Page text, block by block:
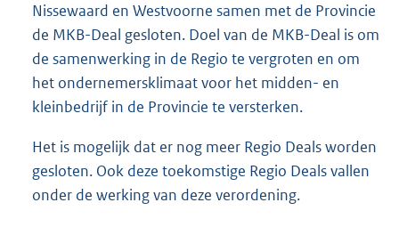
Nissewaard en Westvoorne samen met de Provincie
de MKB-Deal gesloten. Doel van de MKB-Deal is om
de samenwerking in de Regio te vergroten en om
het ondernemersklimaat voor het midden- en
kleinbedrijf in de Provincie te versterken.
Het is mogelijk dat er nog meer Regio Deals worden
gesloten. Ook deze toekomstige Regio Deals vallen
onder de werking van deze verordening.